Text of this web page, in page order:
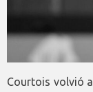
Courtois volvió